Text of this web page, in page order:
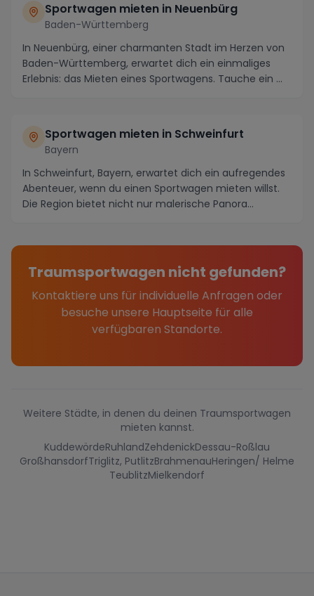
Sportwagen mieten in Neuenbürg
Baden-Württemberg
In Neuenbürg, einer charmanten Stadt im Herzen von
Baden-Württemberg, erwartet dich ein einmaliges
Erlebnis: das Mieten eines Sportwagens. Tauche ein ...
Sportwagen mieten in Schweinfurt
Bayern
In Schweinfurt, Bayern, erwartet dich ein aufregendes
Abenteuer, wenn du einen Sportwagen mieten willst.
Die Region bietet nicht nur malerische Panora...
Traumsportwagen nicht gefunden?
Kontaktiere uns für individuelle Anfragen oder
besuche unsere Hauptseite für alle
verfügbaren Standorte.
Weitere Städte, in denen du deinen Traumsportwagen
mieten kannst.
KuddewördeRuhlandZehdenickDessau-Roßlau
GroßhansdorfTriglitz, PutlitzBrahmenauHeringen/ Helme
TeublitzMielkendorf